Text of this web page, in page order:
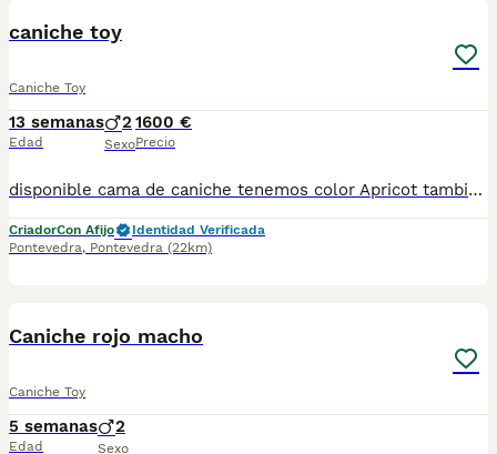
caniche toy
Caniche Toy
13 semanas
Edad
2
Sexo
1600 €
Precio
disponible cama de caniche tenemos color Apricot también tenemos color rojo están desparasitado tienen dos vacunas listos para la entrega sanos y activos muy bellos precio macho desde 1600 hembra precio desde 1800
CriadorCon Afijo
Identidad Verificada
Pontevedra, Pontevedra (22km)
Caniche rojo macho
Caniche Toy
5 semanas
Edad
2
Sexo